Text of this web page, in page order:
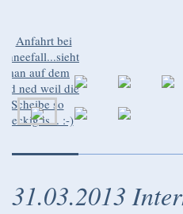
31.03.2013